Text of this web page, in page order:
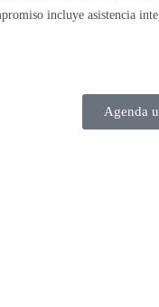
incluye asistencia
Agenda